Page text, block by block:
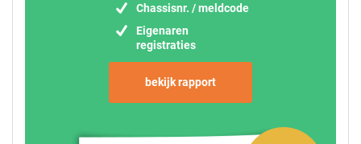
Chassisnr. / meldcode
Eigenaren
registraties
bekijk rapport